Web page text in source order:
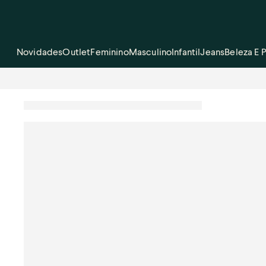
NovidadesOutletFemininoMasculinoInfantilJeansBeleza E